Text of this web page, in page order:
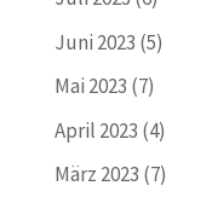
Juni 2023 (5)
Mai 2023 (7)
April 2023 (4)
März 2023 (7)